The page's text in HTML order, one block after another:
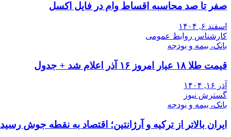
صفر تا صد محاسبه اقساط وام در فایل اکسل
اسفند ۶, ۱۴۰۴
کارشناس روابط عمومی
بانک، بیمه و بودجه
قیمت طلا ۱۸ عیار امروز ۱۶ آذر اعلام شد + جدول
آذر ۱۶, ۱۴۰۴
گسترش نیوز
بانک، بیمه و بودجه
ایران بالاتر از ترکیه و آرژانتین؛ اقتصاد به نقطه جوش رسید